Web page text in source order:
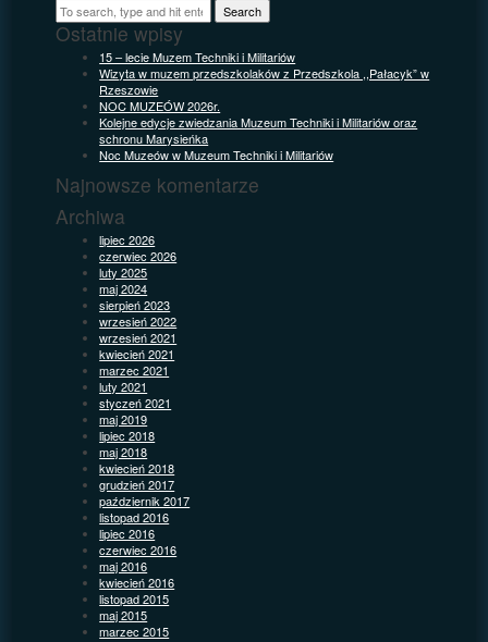
Search
Ostatnie wpisy
15 – lecie Muzem Techniki i Militariów
Wizyta w muzem przedszkolaków z Przedszkola ,,Pałacyk” w
Rzeszowie
NOC MUZEÓW 2026r.
Kolejne edycje zwiedzania Muzeum Techniki i Militariów oraz
schronu Marysieńka
Noc Muzeów w Muzeum Techniki i Militariów
Najnowsze komentarze
Archiwa
lipiec 2026
czerwiec 2026
luty 2025
maj 2024
sierpień 2023
wrzesień 2022
wrzesień 2021
kwiecień 2021
marzec 2021
luty 2021
styczeń 2021
maj 2019
lipiec 2018
maj 2018
kwiecień 2018
grudzień 2017
październik 2017
listopad 2016
lipiec 2016
czerwiec 2016
maj 2016
kwiecień 2016
listopad 2015
maj 2015
marzec 2015